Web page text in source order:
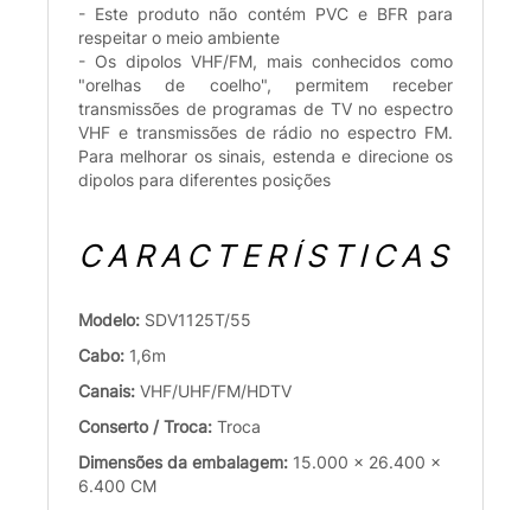
- Este produto não contém PVC e BFR para
respeitar o meio ambiente
- Os dipolos VHF/FM, mais conhecidos como
"orelhas de coelho", permitem receber
transmissões de programas de TV no espectro
VHF e transmissões de rádio no espectro FM.
Para melhorar os sinais, estenda e direcione os
dipolos para diferentes posições
CARACTERÍSTICAS
Modelo: SDV1125T/55
Cabo: 1,6m
Canais: VHF/UHF/FM/HDTV
Conserto / Troca: Troca
Dimensões da embalagem: 15.000 x 26.400 x
6.400 CM